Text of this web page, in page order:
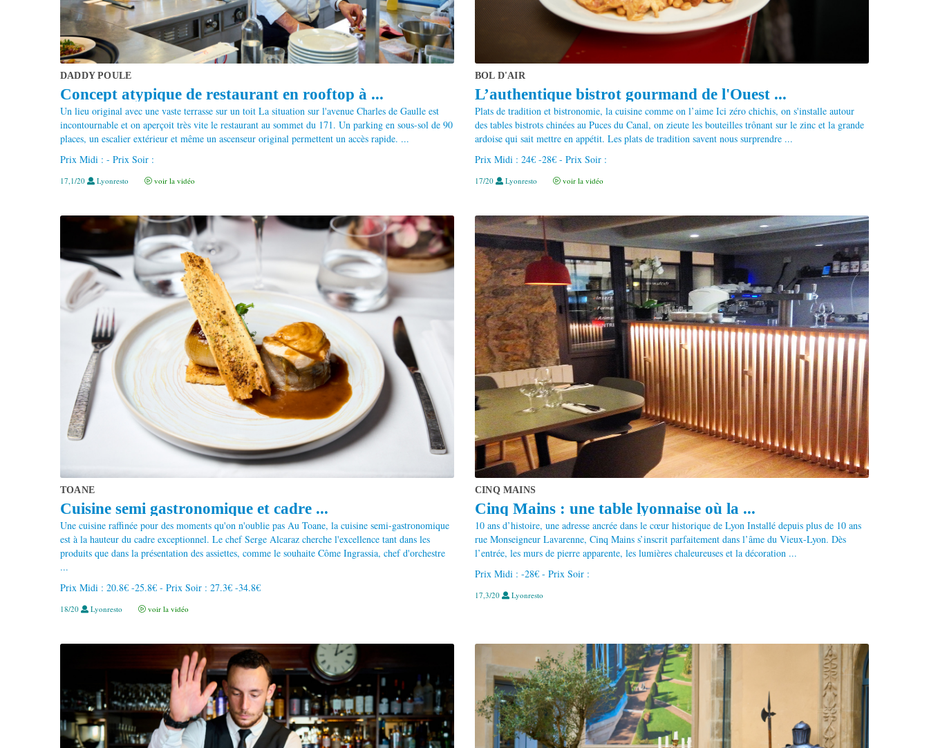
DADDY POULE
Concept atypique de restaurant en rooftop à ...
Un lieu original avec une vaste terrasse sur un toit La situation sur l'avenue Charles de Gaulle est
incontournable et on aperçoit très vite le restaurant au sommet du 171. Un parking en sous-sol de 90
places, un escalier extérieur et même un ascenseur original permettent un accès rapide. ...
Prix Midi : - Prix Soir :
17,1/20 Lyonresto voir la vidéo
BOL D'AIR
L’authentique bistrot gourmand de l'Ouest ...
Plats de tradition et bistronomie, la cuisine comme on l’aime Ici zéro chichis, on s'installe autour
des tables bistrots chinées au Puces du Canal, on zieute les bouteilles trônant sur le zinc et la grande
ardoise qui sait mettre en appétit. Les plats de tradition savent nous surprendre ...
Prix Midi : 24€ -28€ - Prix Soir :
17/20 Lyonresto voir la vidéo
TOANE
Cuisine semi gastronomique et cadre ...
Une cuisine raffinée pour des moments qu'on n'oublie pas Au Toane, la cuisine semi-gastronomique
est à la hauteur du cadre exceptionnel. Le chef Serge Alcaraz cherche l'excellence tant dans les
produits que dans la présentation des assiettes, comme le souhaite Côme Ingrassia, chef d'orchestre
...
Prix Midi : 20.8€ -25.8€ - Prix Soir : 27.3€ -34.8€
18/20 Lyonresto voir la vidéo
CINQ MAINS
Cinq Mains : une table lyonnaise où la ...
10 ans d’histoire, une adresse ancrée dans le cœur historique de Lyon Installé depuis plus de 10 ans
rue Monseigneur Lavarenne, Cinq Mains s’inscrit parfaitement dans l’âme du Vieux-Lyon. Dès
l’entrée, les murs de pierre apparente, les lumières chaleureuses et la décoration ...
Prix Midi : -28€ - Prix Soir :
17,3/20 Lyonresto